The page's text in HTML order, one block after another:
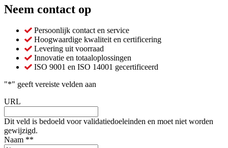
Neem contact op
Persoonlijk contact en service
Hoogwaardige kwaliteit en certificering
Levering uit voorraad
Innovatie en totaaloplossingen
ISO 9001 en ISO 14001 gecertificeerd
"*" geeft vereiste velden aan
URL
Dit veld is bedoeld voor validatiedoeleinden en moet niet worden
gewijzigd.
Naam **